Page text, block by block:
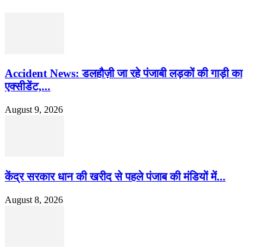
Accident News: डलहौज़ी जा रहे पंजाबी लड़कों की गाड़ी का
एक्सीडेंट,...
August 9, 2026
केंद्र सरकार धान की खरीद से पहले पंजाब की मंडियों में...
August 8, 2026